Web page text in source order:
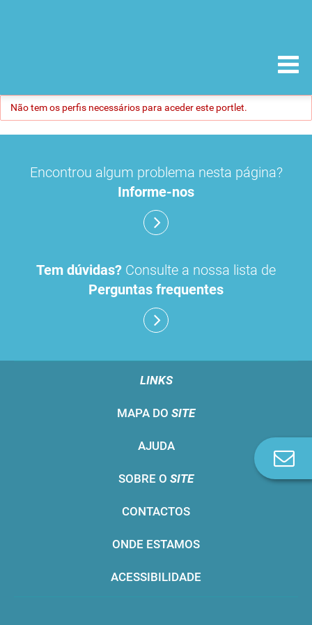
Não tem os perfis necessários para aceder este portlet.
Encontrou algum problema nesta página?
Informe-nos
Tem dúvidas? Consulte a nossa lista de
Perguntas frequentes
LINKS
MAPA DO SITE
AJUDA
SOBRE O SITE
CONTACTOS
ONDE ESTAMOS
ACESSIBILIDADE